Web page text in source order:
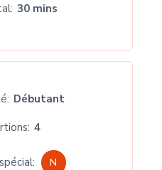
30 mins
Débutant
4
N